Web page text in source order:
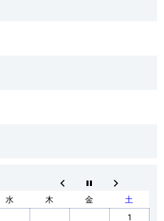
水 木 金
土
1